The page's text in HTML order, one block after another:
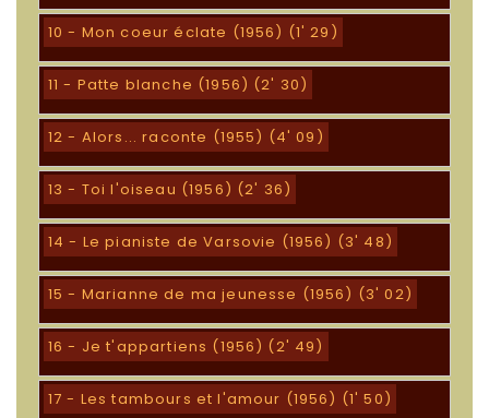
10 - Mon coeur éclate (1956) (1' 29)
11 - Patte blanche (1956) (2' 30)
12 - Alors... raconte (1955) (4' 09)
13 - Toi l'oiseau (1956) (2' 36)
14 - Le pianiste de Varsovie (1956) (3' 48)
15 - Marianne de ma jeunesse (1956) (3' 02)
16 - Je t'appartiens (1956) (2' 49)
17 - Les tambours et l'amour (1956) (1' 50)